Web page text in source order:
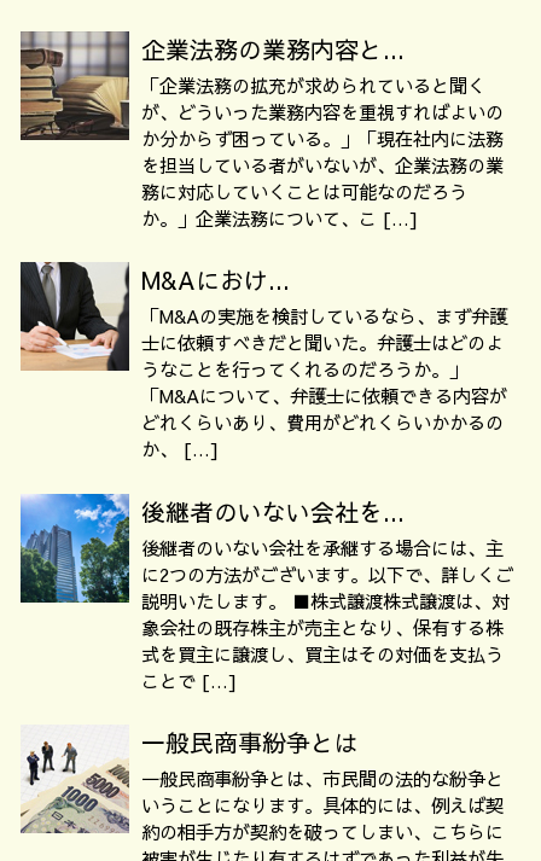
企業法務の業務内容と...
「企業法務の拡充が求められていると聞く
が、どういった業務内容を重視すればよいの
か分からず困っている。」「現在社内に法務
を担当している者がいないが、企業法務の業
務に対応していくことは可能なのだろう
か。」企業法務について、こ […]
M&Aにおけ...
「M&Aの実施を検討しているなら、まず弁護
士に依頼すべきだと聞いた。弁護士はどのよ
うなことを行ってくれるのだろうか。」
「M&Aについて、弁護士に依頼できる内容が
どれくらいあり、費用がどれくらいかかるの
か、 […]
後継者のいない会社を...
後継者のいない会社を承継する場合には、主
に2つの方法がございます。以下で、詳しくご
説明いたします。 ■株式譲渡株式譲渡は、対
象会社の既存株主が売主となり、保有する株
式を買主に譲渡し、買主はその対価を支払う
ことで […]
一般民商事紛争とは
一般民商事紛争とは、市民間の法的な紛争と
いうことになります。具体的には、例えば契
約の相手方が契約を破ってしまい、こちらに